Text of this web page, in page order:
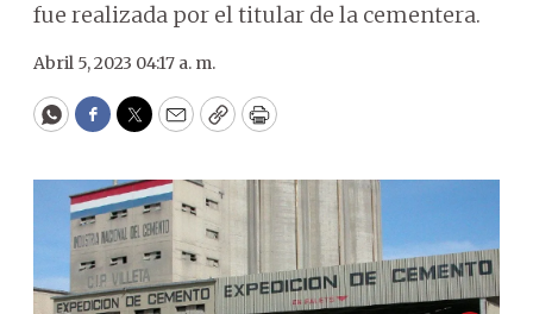
fue realizada por el titular de la cementera.
Abril 5, 2023 04:17 a. m.
WhatsApp
Facebook
Twitter
EmailCopyPrint